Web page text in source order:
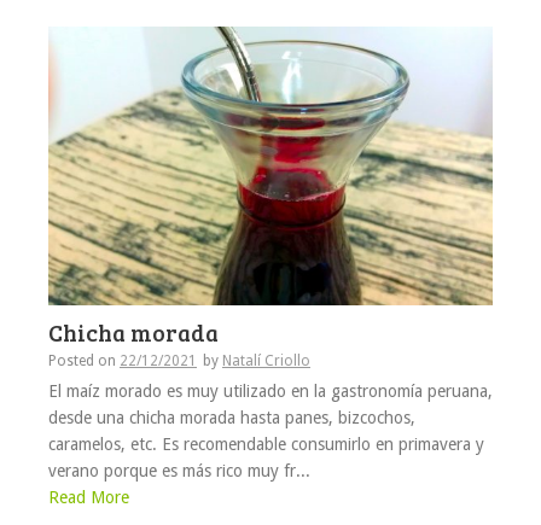
Chicha morada
Posted on 22/12/2021 by Natalí Criollo
El maíz morado es muy utilizado en la gastronomía peruana,
desde una chicha morada hasta panes, bizcochos,
caramelos, etc. Es recomendable consumirlo en primavera y
verano porque es más rico muy fr...
Read More